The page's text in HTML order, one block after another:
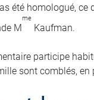
été homologué,
M
me
Kaufman.
participe
sont comblés,